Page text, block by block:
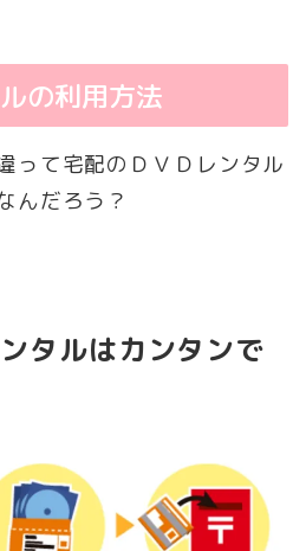
の利用方法
って宅配のＤＶＤレンタル
んだろう？
タルはカンタンで